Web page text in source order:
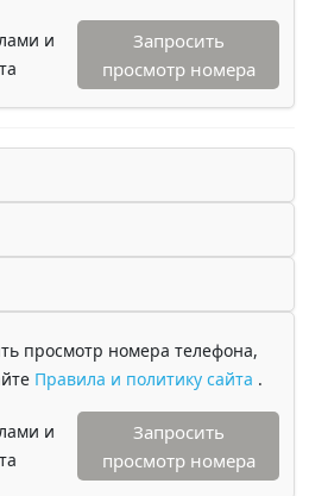
и
Запросить
просмотр номера
просмотр номера телефона,
Правила и политику сайта .
и
Запросить
просмотр номера